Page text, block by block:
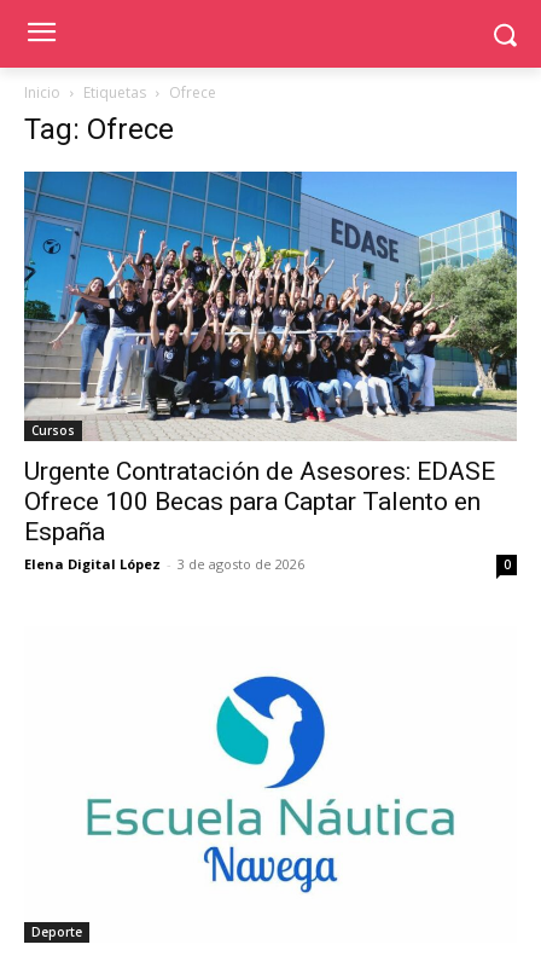
Inicio Etiquetas Ofrece
Tag: Ofrece
Cursos
Urgente Contratación de Asesores: EDASE
Ofrece 100 Becas para Captar Talento en
España
Elena Digital López - 3 de agosto de 2026 0
Deporte